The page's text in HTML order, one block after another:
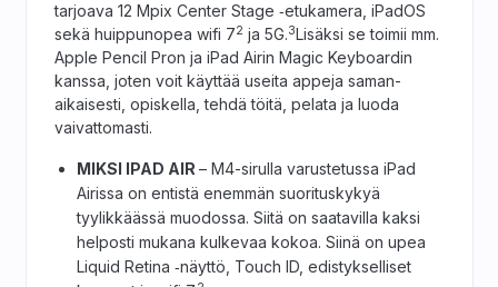
tarjoava 12 Mpix Center Stage ‑etukamera, iPadOS
sekä huippunopea wifi 72 ja 5G.3Lisäksi se toimii mm.
Apple Pencil Pron ja iPad Airin Magic Keyboardin
kanssa, joten voit käyttää useita appeja saman­
aikaisesti, opiskella, tehdä töitä, pelata ja luoda
vaivattomasti.
MIKSI IPAD AIR – M4-sirulla varustetussa iPad
Airissa on entistä enemmän suoritus­kykyä
tyylikkäässä muodossa. Siitä on saatavilla kaksi
helposti mukana kulkevaa kokoa. Siinä on upea
Liquid Retina ‑näyttö, Touch ID, edistykselliset